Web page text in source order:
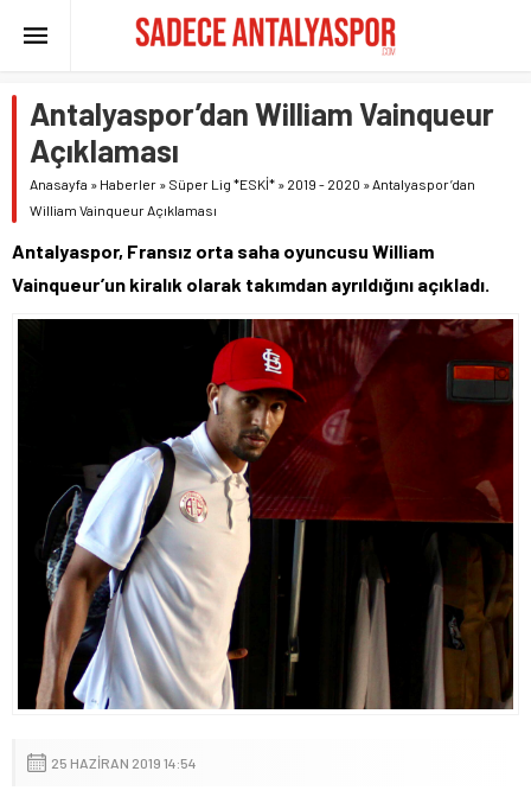
Antalyaspor’dan William Vainqueur
Açıklaması
Anasayfa » Haberler » Süper Lig *ESKİ* » 2019 - 2020 »Antalyaspor’dan
William Vainqueur Açıklaması
Antalyaspor, Fransız orta saha oyuncusu William
Vainqueur’un kiralık olarak takımdan ayrıldığını açıkladı.
25 HAZIRAN 2019 14:54